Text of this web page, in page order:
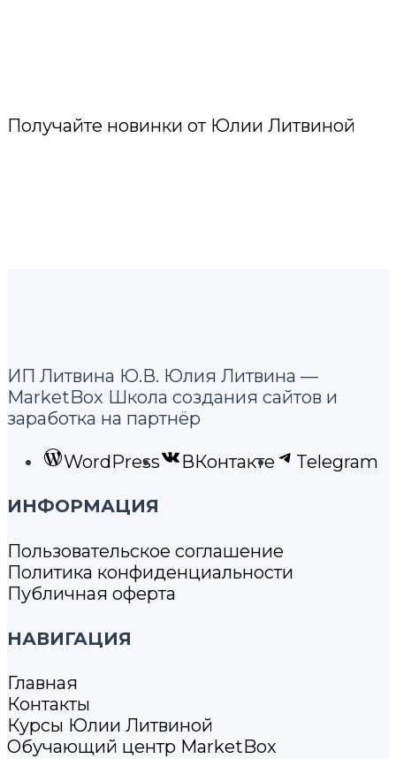
Получайте новинки от Юлии Литвиной
ИП Литвина Ю.В. Юлия Литвина —
MarketBox Школа создания сайтов и
заработка на партнёр
WordPress ВКонтакте Telegram
ИНФОРМАЦИЯ
Пользовательское соглашение
Политика конфиденциальности
Публичная оферта
НАВИГАЦИЯ
Главная
Контакты
Курсы Юлии Литвиной
Обучающий центр MarketBox